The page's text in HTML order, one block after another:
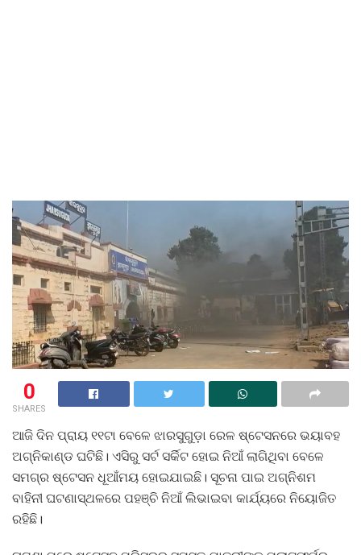
0
SHARES
ଆଜି ଦିନ ପ୍ରାୟ ୧୧ଟା ବେଳେ ଝାରସୁଗୁଡ଼ା ରେଳ ଷ୍ଟେସନରେ ଭୟାବହ
ଅଗ୍ନିକାଣ୍ଡ ଘଟିଛି। ଏସିରୁ ସର୍ଟ ସର୍କିଟ ହୋଇ ନିଆଁ ଲାଗିଥିବା ବେଳେ
ସମଗ୍ର ଷ୍ଟେସନ ଧୂଆଁମୟ ହୋଇଯାଇଛି। ସୂଚନା ପାଇ ଅଗ୍ନିଶମ
ବାହିନୀ ଘଟଣାସ୍ଥଳରେ ପହଞ୍ଚି ନିଆଁ ଲିଭାଇବା କାର୍ଯ୍ୟରେ ନିୟୋଜିତ
ରହିଛି।